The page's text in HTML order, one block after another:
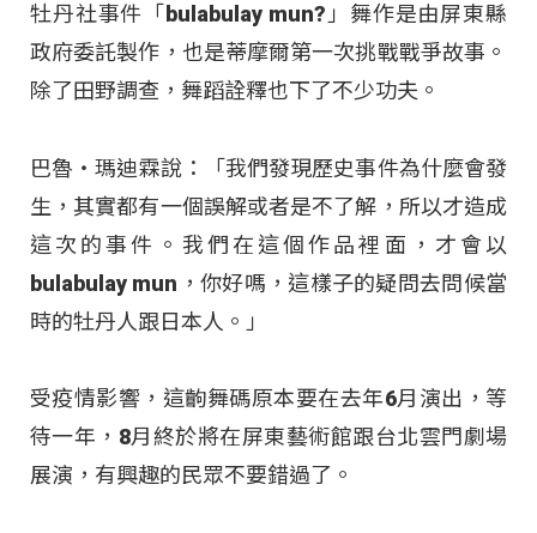
牡丹社事件「bulabulay mun?」舞作是由屏東縣
政府委託製作，也是蒂摩爾第一次挑戰戰爭故事。
除了田野調查，舞蹈詮釋也下了不少功夫。
巴魯‧瑪迪霖說：「我們發現歷史事件為什麼會發
生，其實都有一個誤解或者是不了解，所以才造成
這次的事件。我們在這個作品裡面，才會以
bulabulay mun，你好嗎，這樣子的疑問去問候當
時的牡丹人跟日本人。」
受疫情影響，這齣舞碼原本要在去年6月演出，等
待一年，8月終於將在屏東藝術館跟台北雲門劇場
展演，有興趣的民眾不要錯過了。